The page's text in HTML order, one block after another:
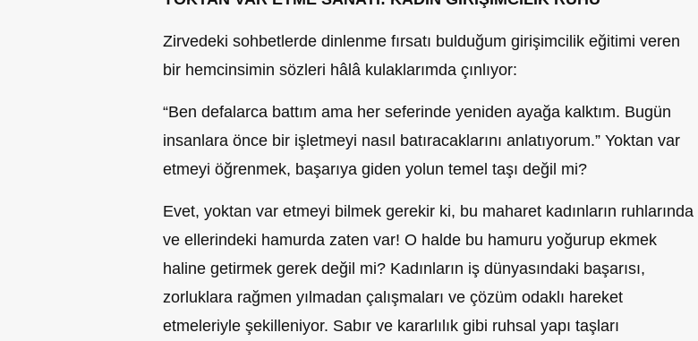
Zirvedeki sohbetlerde dinlenme fırsatı bulduğum girişimcilik eğitimi veren
bir hemcinsimin sözleri hâlâ kulaklarımda çınlıyor:
“Ben defalarca battım ama her seferinde yeniden ayağa kalktım. Bugün
insanlara önce bir işletmeyi nasıl batıracaklarını anlatıyorum.” Yoktan var
etmeyi öğrenmek, başarıya giden yolun temel taşı değil mi?
Evet, yoktan var etmeyi bilmek gerekir ki, bu maharet kadınların ruhlarında
ve ellerindeki hamurda zaten var! O halde bu hamuru yoğurup ekmek
haline getirmek gerek değil mi? Kadınların iş dünyasındaki başarısı,
zorluklara rağmen yılmadan çalışmaları ve çözüm odaklı hareket
etmeleriyle şekilleniyor. Sabır ve kararlılık gibi ruhsal yapı taşları